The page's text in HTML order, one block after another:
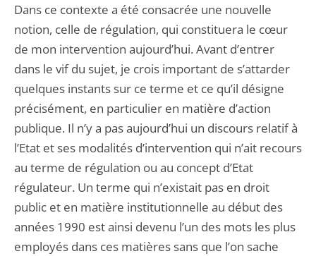
Dans ce contexte a été consacrée une nouvelle
notion, celle de régulation, qui constituera le cœur
de mon intervention aujourd’hui. Avant d’entrer
dans le vif du sujet, je crois important de s’attarder
quelques instants sur ce terme et ce qu’il désigne
précisément, en particulier en matière d’action
publique. Il n’y a pas aujourd’hui un discours relatif à
l’Etat et ses modalités d’intervention qui n’ait recours
au terme de régulation ou au concept d’Etat
régulateur. Un terme qui n’existait pas en droit
public et en matière institutionnelle au début des
années 1990 est ainsi devenu l’un des mots les plus
employés dans ces matières sans que l’on sache